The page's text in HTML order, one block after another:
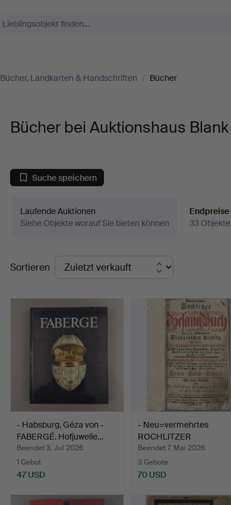
Bücher, Landkarten & Handschriften / Bücher
Bücher bei Auktionshaus Blank
Suche speichern
Laufende Auktionen
Siehe Objekte worauf Sie bieten können
Endpreise
33 Objekte
Endpreise
Sortieren
- Habsburg, Géza von -
FABERGÉ. Hofjuwelie…
Beendet 3. Jul 2026
1 Gebot
47 USD
- Neu=vermehrtes
ROCHLITZER
GESANG=BUCH so…
Beendet 7. Mai 2026
3 Gebote
70 USD